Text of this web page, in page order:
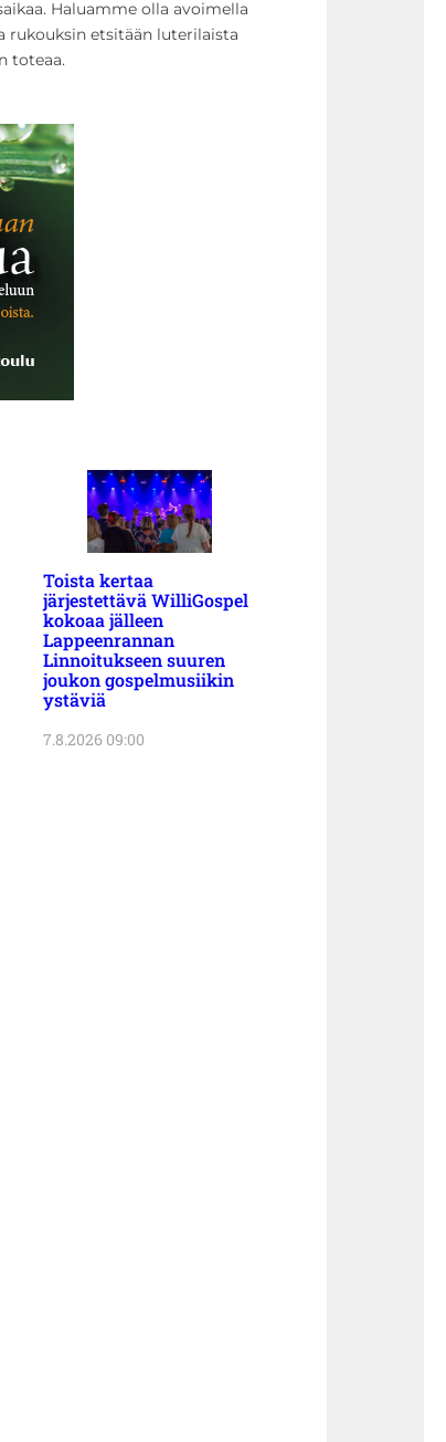
Haluamme olla avoimella
rukouksin etsitään luterilaista
toteaa.
Toista kertaa
järjestettävä WilliGospel
kokoaa jälleen
Lappeenrannan
Linnoitukseen suuren
joukon gospelmusiikin
ystäviä
7.8.2026 09:00